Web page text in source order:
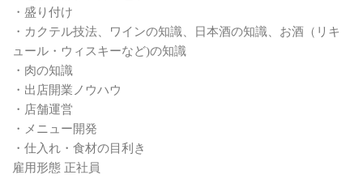
・盛り付け
・カクテル技法、ワインの知識、日本酒の知識、お酒（リキ
ュール・ウィスキーなど)の知識
・肉の知識
・出店開業ノウハウ
・店舗運営
・メニュー開発
・仕入れ・食材の目利き
雇用形態 正社員